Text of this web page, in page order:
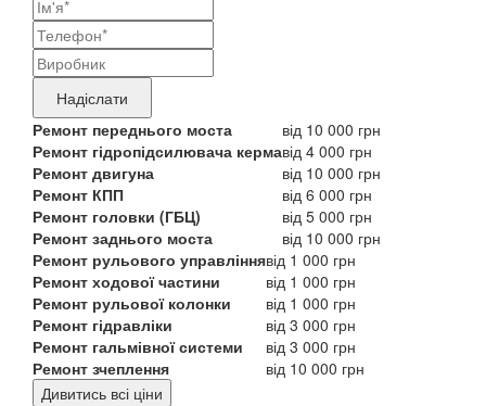
Ваші
контактні
дані
Назва
бренду
продукту,
що
потребує
ремонту
Надіслати
Ремонт переднього моста
від 10 000 грн
Ремонт гідропідсилювача кермавід 4 000 грн
Ремонт двигуна
від 10 000 грн
Ремонт КПП
від 6 000 грн
Ремонт головки (ГБЦ)
від 5 000 грн
Ремонт заднього моста
від 10 000 грн
Ремонт рульового управліннявід 1 000 грн
Ремонт ходової частини
від 1 000 грн
Ремонт рульової колонки
від 1 000 грн
Ремонт гідравліки
від 3 000 грн
Ремонт гальмівної системи
від 3 000 грн
Ремонт зчеплення
від 10 000 грн
Дивитись всі ціни